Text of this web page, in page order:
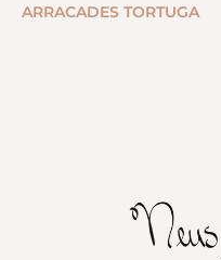
ARRACADES TORTUGA